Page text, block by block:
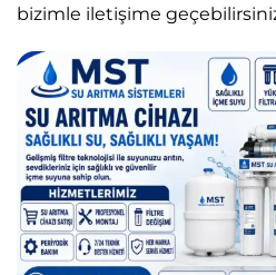
bizimle iletişime